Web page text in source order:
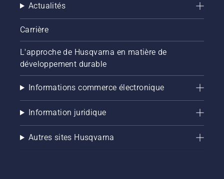
Actualités
Carrière
L'approche de Husqvarna en matière de
développement durable
Informations commerce électronique
Information juridique
Autres sites Husqvarna